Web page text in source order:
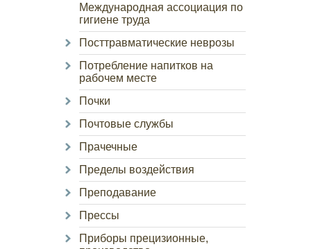
Международная ассоциация по
гигиене труда
Посттравматические неврозы
Потребление напитков на
рабочем месте
Почки
Почтовые службы
Прачечные
Пределы воздействия
Преподавание
Прессы
Приборы прецизионные,